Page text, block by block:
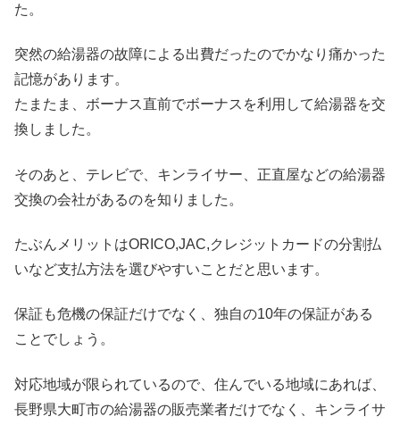
た。
突然の給湯器の故障による出費だったのでかなり痛かった
記憶があります。
たまたま、ボーナス直前でボーナスを利用して給湯器を交
換しました。
そのあと、テレビで、キンライサー、正直屋などの給湯器
交換の会社があるのを知りました。
たぶんメリットはORICO,JAC,クレジットカードの分割払
いなど支払方法を選びやすいことだと思います。
保証も危機の保証だけでなく、独自の10年の保証がある
ことでしょう。
対応地域が限られているので、住んでいる地域にあれば、
長野県大町市の給湯器の販売業者だけでなく、キンライサ